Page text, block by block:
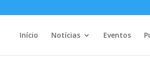
Início Notícias Eventos